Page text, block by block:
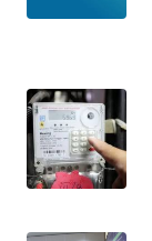
WN
WN
BEKASI
WN